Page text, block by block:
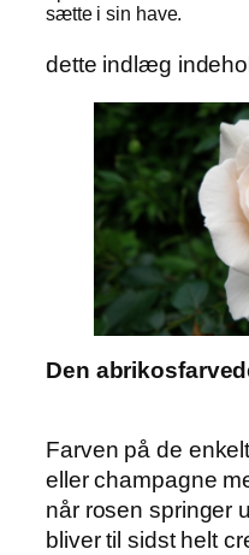
sætte i sin have.
dette indlæg
Den
Farven på de
eller champagne
når rosen springer
bliver til sidst helt